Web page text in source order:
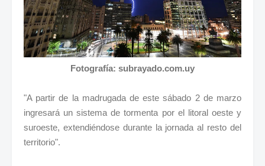
Fotografía: subrayado.com.uy
"A partir de la madrugada de este sábado 2 de marzo
ingresará un sistema de tormenta por el litoral oeste y
suroeste, extendiéndose durante la jornada al resto del
territorio".